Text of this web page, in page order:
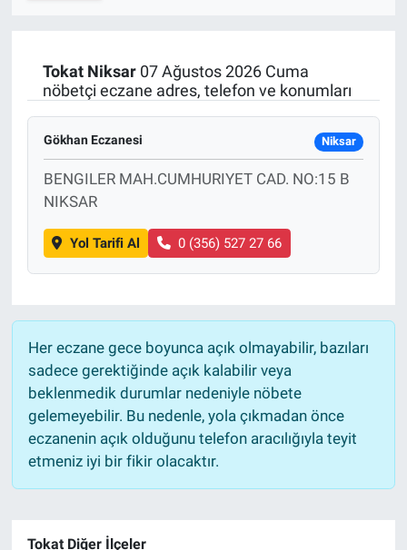
Tokat Niksar07 Ağustos 2026 Cuma
nöbetçi eczane adres, telefon ve konumları
Gökhan Eczanesi Niksar
BENGILER MAH.CUMHURIYET CAD. NO:15 B
NIKSAR
Yol Tarifi Al 0 (356) 527 27 66
Her eczane gece boyunca açık olmayabilir, bazıları
sadece gerektiğinde açık kalabilir veya
beklenmedik durumlar nedeniyle nöbete
gelemeyebilir. Bu nedenle, yola çıkmadan önce
eczanenin açık olduğunu telefon aracılığıyla teyit
etmeniz iyi bir fikir olacaktır.
Tokat Diğer İlçeler
RESMİ İLANLAR